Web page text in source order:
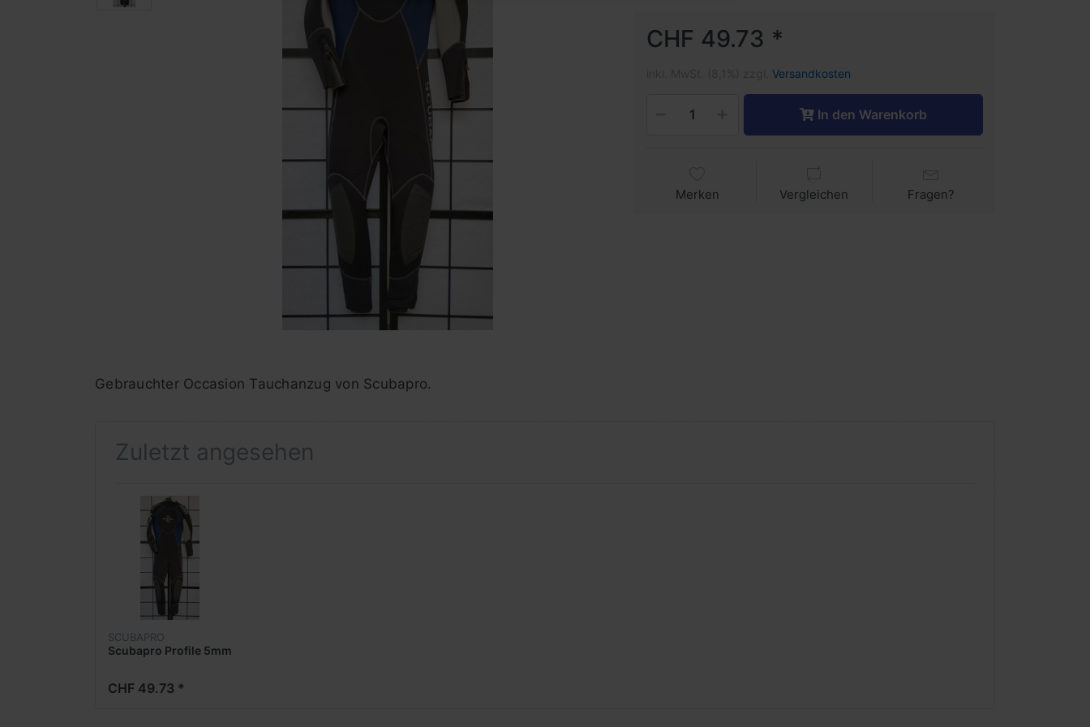
CHF 49.73 *
Versandkosten
In den Warenkorb
Merken Vergleichen Fragen?
Gebrauchter Occasion Tauchanzug von Scubapro.
Zuletzt angesehen
SCUBAPRO
Scubapro Profile 5mm
CHF 49.73 *